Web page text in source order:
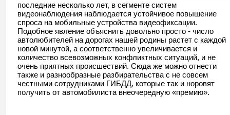
последние несколько лет, в сегменте систем
видеонаблюдения наблюдается устойчивое повышение
спроса на мобильные устройства видеофиксации.
Подобное явление объяснить довольно просто - число
автолюбителей на дорогах нашей родины растет с каждой
новой минутой, а соответственно увеличивается и
количество всевозможных конфликтных ситуаций, и не
очень приятных происшествий. Сюда же можно отнести
также и разнообразные разбирательства с не совсем
честными сотрудниками ГИБДД, которые так и норовят
получить от автомобилиста внеочередную «премию».